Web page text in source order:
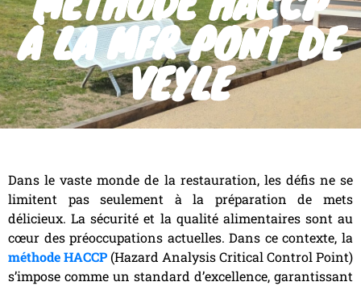
À LA MFR PONT DE
VEYLE
Dans le vaste monde de la restauration, les défis ne se
limitent pas seulement à la préparation de mets
délicieux. La sécurité et la qualité alimentaires sont au
cœur des préoccupations actuelles. Dans ce contexte, la
méthode HACCP(Hazard Analysis Critical Control Point)
s’impose comme un standard d’excellence, garantissant